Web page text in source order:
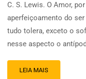
C. S. Lewis. O Amor,
aperfeiçoamento do ser
tudo tolera, exceto o
nesse aspecto o
LEIA MAIS